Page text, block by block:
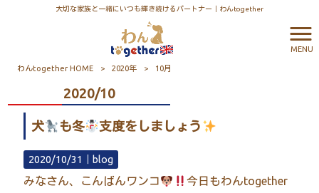
大切な家族と一緒にいつも輝き続けるパートナー｜わんtogether
MENU
わんtogether HOME > 2020年 > 10月
2020/10
犬 も冬 支度をしましょう
2020/10/31｜blog
みなさん、こんばんワンコ 今日もわんtogether